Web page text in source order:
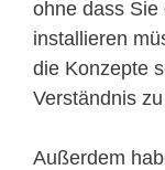
ohne dass Sie
installieren
die Konzepte
Verständnis
Außerdem